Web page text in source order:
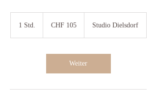
1 Std.
Franken
CHF 105 Studio Dielsdorf
Weiter